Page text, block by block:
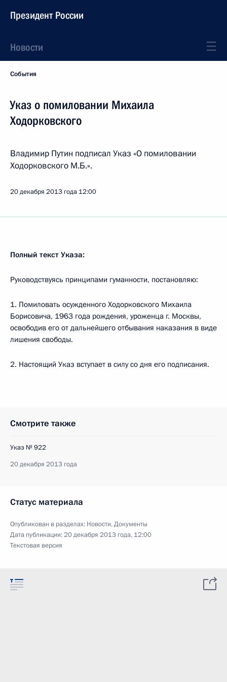
Президент России
Новости
События
Указ о помиловании Михаила
Ходорковского
Владимир Путин подписал Указ «О помиловании
Ходорковского М.Б.».
20 декабря 2013 года 12:00
Полный текст Указа:
Руководствуясь принципами гуманности, постановляю:
1. Помиловать осужденного Ходорковского Михаила
Борисовича, 1963 года рождения, уроженца г. Москвы,
освободив его от дальнейшего отбывания наказания в виде
лишения свободы.
2. Настоящий Указ вступает в силу со дня его подписания.
Смотрите также
Указ № 922
20 декабря 2013 года
Статус материала
Опубликован в разделах: Новости,Документы
Дата публикации:20 декабря 2013 года, 12:00
Текстовая версия